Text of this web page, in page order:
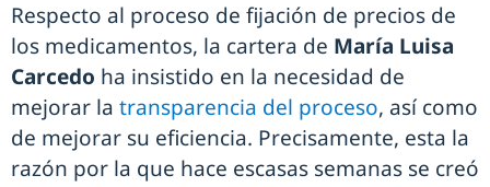
Respecto al proceso de fijación de precios de
los medicamentos, la cartera de María Luisa
Carcedo ha insistido en la necesidad de
mejorar la transparencia del proceso, así como
de mejorar su eficiencia. Precisamente, esta la
razón por la que hace escasas semanas se creó